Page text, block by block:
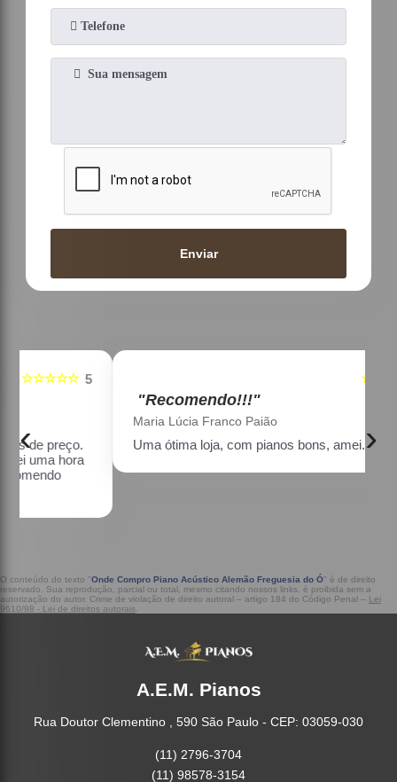
Enviar
"Recomendo!!!"
Maria Lúcia Franco Paião
Uma ótima loja, com pianos bons, amei.
‹ ›
O conteúdo do texto "Onde Compro Piano Acústico Alemão Freguesia do Ó" é de direito
reservado. Sua reprodução, parcial ou total, mesmo citando nossos links, é proibida sem a
autorização do autor. Crime de violação de direito autoral – artigo 184 do Código Penal – Lei
9610/98 - Lei de direitos autorais
A.E.M. Pianos
Rua Doutor Clementino , 590 São Paulo - CEP: 03059-030
(11) 2796-3704
(11) 98578-3154